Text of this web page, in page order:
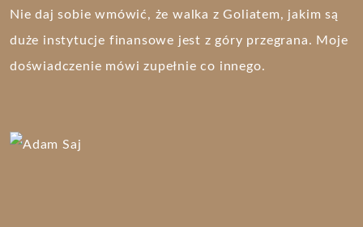
Nie daj sobie wmówić, że walka z Goliatem, jakim są
duże instytucje finansowe jest z góry przegrana. Moje
doświadczenie mówi zupełnie co innego.